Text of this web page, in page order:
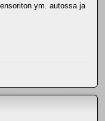
ym. autossa ja